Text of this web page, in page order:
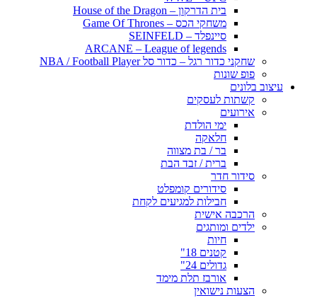
בית הדרקון – House of the Dragon
משחקי הכס – Game Of Thrones
סיינפלד – SEINFELD
ARCANE – League of legends
שחקני כדור רגל – כדור סל NBA / Football Player
פופ שונות
עיצוב בלונים
קשתות לעסקים
אירועים
ימי הולדת
חלאקה
בר / בת מצווה
ברית / זבד הבת
סידור חדר
סידורים קומפלט
חבילות למגיעים לקחת
הרכבה אישית
ילדים ומותגים
חיות
קטנים 18"
גדולים 24"
אורבז תלת מימד
הצעות נישואין